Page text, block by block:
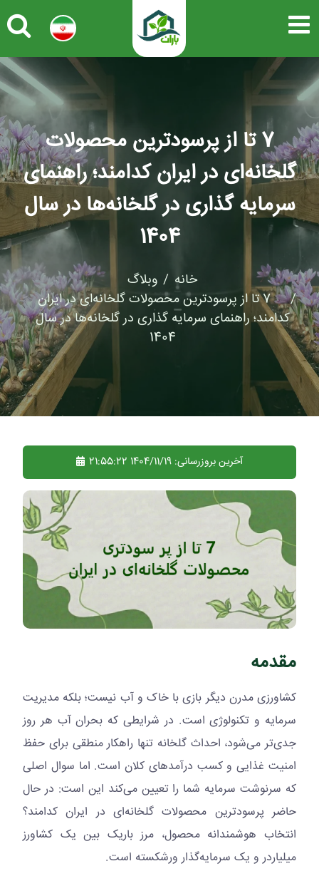
7 تا از پرسودترین محصولات
گلخانه‌ای در ایران کدامند؛ راهنمای
سرمایه گذاری در گلخانه‌ها در سال
1404
خانه
وبلاگ
7 تا از پرسودترین محصولات گلخانه‌ای در ایران
کدامند؛ راهنمای سرمایه گذاری در گلخانه‌ها در سال
1404
آخرین بروزرسانی: 1404/11/19 21:55:22
مقدمه
کشاورزی مدرن دیگر بازی با خاک و آب نیست؛ بلکه مدیریت
سرمایه و تکنولوژی است. در شرایطی که بحران آب هر روز
جدی‌تر می‌شود، احداث گلخانه تنها راهکار منطقی برای حفظ
امنیت غذایی و کسب درآمدهای کلان است. اما سوال اصلی
که سرنوشت سرمایه شما را تعیین می‌کند این است: در حال
حاضر پرسودترین محصولات گلخانه‌ای در ایران کدامند؟
انتخاب هوشمندانه محصول، مرز باریک بین یک کشاورز
میلیاردر و یک سرمایه‌گذار ورشکسته است.